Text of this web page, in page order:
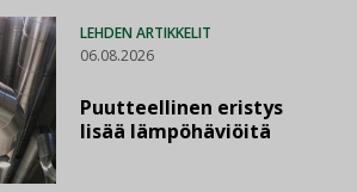
LEHDEN ARTIKKELIT
06.08.2026
Puutteellinen eristys
lisää lämpöhäviöitä